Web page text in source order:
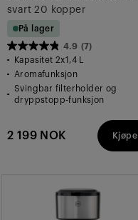
svart 20 kopper
På lager
4.9 (7)
4.9
av
stjerner.
omtaler
Kapasitet 2x1,4 L
Aromafunksjon
Svingbar filterholder og
dryppstopp-funksjon
2 199 NOK Kjøpe